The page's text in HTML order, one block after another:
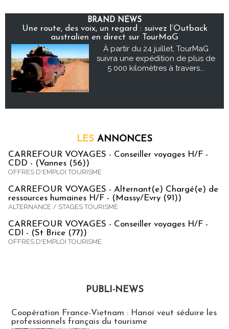
BRAND NEWS
Une route, des voix, un regard : suivez l’Outback
australien en direct sur TourMaG
À partir du 24 juillet, TourMaG
suivra une expédition de plus de
5 000 kilomètres à travers...
LES ANNONCES
CARREFOUR VOYAGES - Conseiller voyages H/F -
CDD - (Vannes (56))
OFFRES D'EMPLOI TOURISME
CARREFOUR VOYAGES - Alternant(e) Chargé(e) de
ressources humaines H/F - (Massy/Evry (91))
ALTERNANCE / STAGES TOURISME
CARREFOUR VOYAGES - Conseiller voyages H/F -
CDI - (St Brice (77))
OFFRES D'EMPLOI TOURISME
PUBLI-NEWS
Coopération France-Vietnam : Hanoï veut séduire les
professionnels français du tourisme